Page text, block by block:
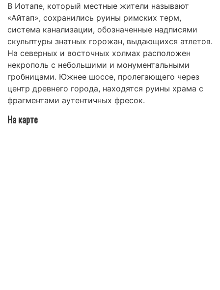
В Иотапе, который местные жители называют
«Айтап», сохранились руины римских терм,
система канализации, обозначенные надписями
скульптуры знатных горожан, выдающихся атлетов.
На северных и восточных холмах расположен
некрополь с небольшими и монументальными
гробницами. Южнее шоссе, пролегающего через
центр древнего города, находятся руины храма с
фрагментами аутентичных фресок.
На карте